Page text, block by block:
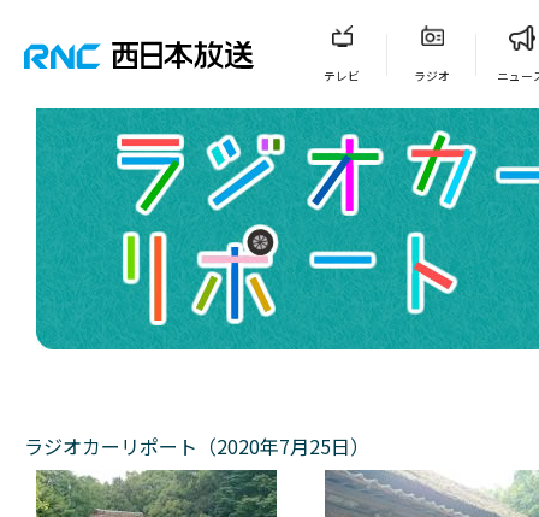
テレビ ラジオ ニュー
ラジオカーリポート（2020年7月25日）